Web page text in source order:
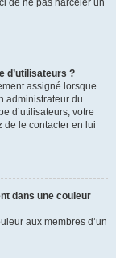
de ne pas harceler un
d’utilisateurs ?
assigné lorsque
administrateur du
d’utilisateurs, votre
de le contacter en lui
dans une couleur
aux membres d’un